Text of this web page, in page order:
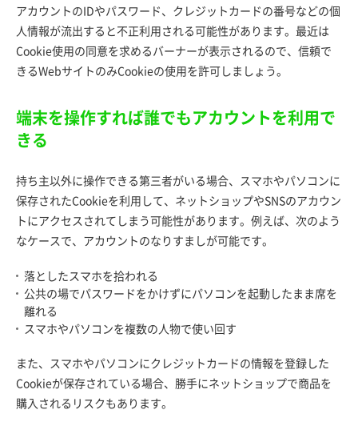
アカウントのIDやパスワード、クレジットカードの番号などの個
人情報が流出すると不正利用される可能性があります。最近は
Cookie使用の同意を求めるバーナーが表示されるので、信頼で
きるWebサイトのみCookieの使用を許可しましょう。
端末を操作すれば誰でもアカウントを利用で
きる
持ち主以外に操作できる第三者がいる場合、スマホやパソコンに
保存されたCookieを利用して、ネットショップやSNSのアカウン
トにアクセスされてしまう可能性があります。例えば、次のよう
なケースで、アカウントのなりすましが可能です。
落としたスマホを拾われる
公共の場でパスワードをかけずにパソコンを起動したまま席を
離れる
スマホやパソコンを複数の人物で使い回す
また、スマホやパソコンにクレジットカードの情報を登録した
Cookieが保存されている場合、勝手にネットショップで商品を
購入されるリスクもあります。